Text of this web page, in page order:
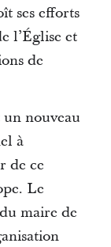
ses efforts
l’Église et
de
nouveau
à
de ce
Le
maire de